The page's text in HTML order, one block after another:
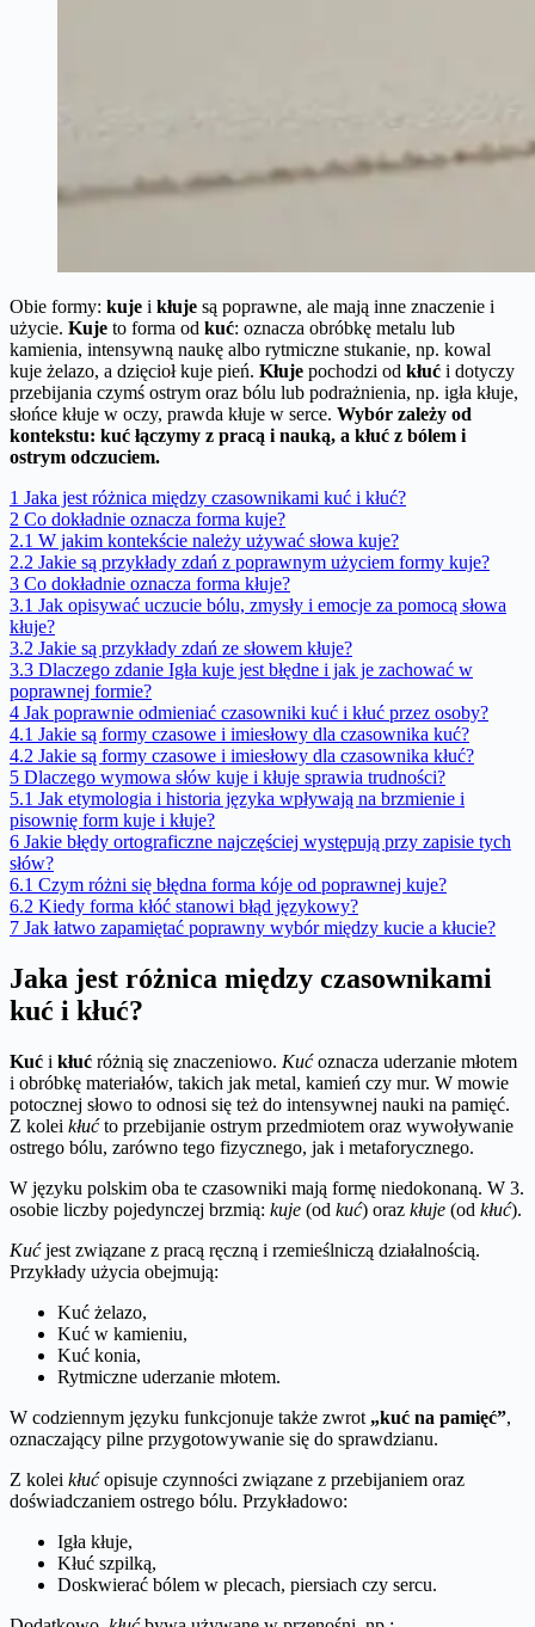
Obie formy: kuje i kłuje są poprawne, ale mają inne znaczenie i
użycie. Kuje to forma od kuć: oznacza obróbkę metalu lub
kamienia, intensywną naukę albo rytmiczne stukanie, np. kowal
kuje żelazo, a dzięcioł kuje pień. Kłuje pochodzi od kłuć i dotyczy
przebijania czymś ostrym oraz bólu lub podrażnienia, np. igła kłuje,
słońce kłuje w oczy, prawda kłuje w serce. Wybór zależy od
kontekstu: kuć łączymy z pracą i nauką, a kłuć z bólem i
ostrym odczuciem.
1 Jaka jest różnica między czasownikami kuć i kłuć?
2 Co dokładnie oznacza forma kuje?
2.1 W jakim kontekście należy używać słowa kuje?
2.2 Jakie są przykłady zdań z poprawnym użyciem formy kuje?
3 Co dokładnie oznacza forma kłuje?
3.1 Jak opisywać uczucie bólu, zmysły i emocje za pomocą słowa
kłuje?
3.2 Jakie są przykłady zdań ze słowem kłuje?
3.3 Dlaczego zdanie Igła kuje jest błędne i jak je zachować w
poprawnej formie?
4 Jak poprawnie odmieniać czasowniki kuć i kłuć przez osoby?
4.1 Jakie są formy czasowe i imiesłowy dla czasownika kuć?
4.2 Jakie są formy czasowe i imiesłowy dla czasownika kłuć?
5 Dlaczego wymowa słów kuje i kłuje sprawia trudności?
5.1 Jak etymologia i historia języka wpływają na brzmienie i
pisownię form kuje i kłuje?
6 Jakie błędy ortograficzne najczęściej występują przy zapisie tych
słów?
6.1 Czym różni się błędna forma kóje od poprawnej kuje?
6.2 Kiedy forma kłóć stanowi błąd językowy?
7 Jak łatwo zapamiętać poprawny wybór między kucie a kłucie?
Jaka jest różnica między czasownikami
kuć i kłuć?
Kuć i kłuć różnią się znaczeniowo. Kućoznacza uderzanie młotem
i obróbkę materiałów, takich jak metal, kamień czy mur. W mowie
potocznej słowo to odnosi się też do intensywnej nauki na pamięć.
Z kolei kłućto przebijanie ostrym przedmiotem oraz wywoływanie
ostrego bólu, zarówno tego fizycznego, jak i metaforycznego.
W języku polskim oba te czasowniki mają formę niedokonaną. W 3.
osobie liczby pojedynczej brzmią: kuje (od kuć) oraz kłuje (od kłuć).
Kućjest związane z pracą ręczną i rzemieślniczą działalnością.
Przykłady użycia obejmują:
Kuć żelazo,
Kuć w kamieniu,
Kuć konia,
Rytmiczne uderzanie młotem.
W codziennym języku funkcjonuje także zwrot „kuć na pamięć”,
oznaczający pilne przygotowywanie się do sprawdzianu.
Z kolei kłućopisuje czynności związane z przebijaniem oraz
doświadczaniem ostrego bólu. Przykładowo:
Igła kłuje,
Kłuć szpilką,
Doskwierać bólem w plecach, piersiach czy sercu.